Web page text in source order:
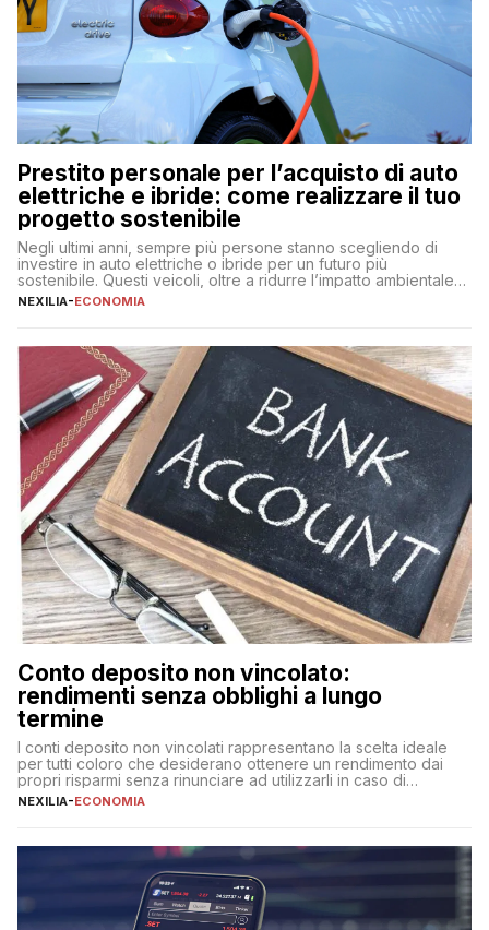
Prestito personale per l’acquisto di auto
elettriche e ibride: come realizzare il tuo
progetto sostenibile
Negli ultimi anni, sempre più persone stanno scegliendo di
investire in auto elettriche o ibride per un futuro più
sostenibile. Questi veicoli, oltre a ridurre l’impatto ambientale,
offrono vantaggi economici a lungo termine, come minori costi
fare se non […]
NEXILIA-ECONOMIA
Conto deposito non vincolato:
rendimenti senza obblighi a lungo
termine
I conti deposito non vincolati rappresentano la scelta ideale
per tutti coloro che desiderano ottenere un rendimento dai
propri risparmi senza rinunciare ad utilizzarli in caso di
necessità. A differenza delle forme vincolate tradizionali,
flessibilità e rendimento. Come funzionano […]
NEXILIA-ECONOMIA